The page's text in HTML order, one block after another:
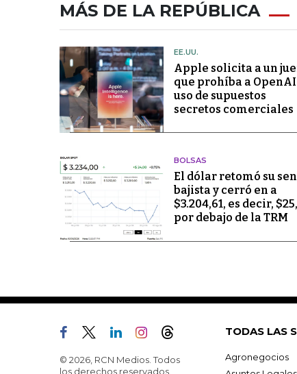
MÁS DE LA REPÚBLICA
EE.UU.
Apple solicita a un
que prohíba a
uso de supuestos
secretos comerciales
BOLSAS
El dólar retomó su
bajista y cerró en a
$3.204,61, es decir,
por debajo de la TRM
© 2026, RCN Medios. Todos
los derechos reservados.
TODAS LAS
Agronegocios